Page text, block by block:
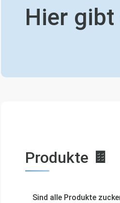
Hier gibt
Produkte 🍫
Sind alle Produkte